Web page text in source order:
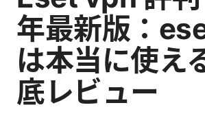
年最新版：
は本当に使え
底レビュー